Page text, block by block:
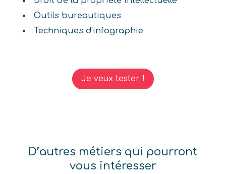
Outils bureautiques
Techniques d'infographie
Je veux tester !
D’autres métiers qui pourront
vous intéresser